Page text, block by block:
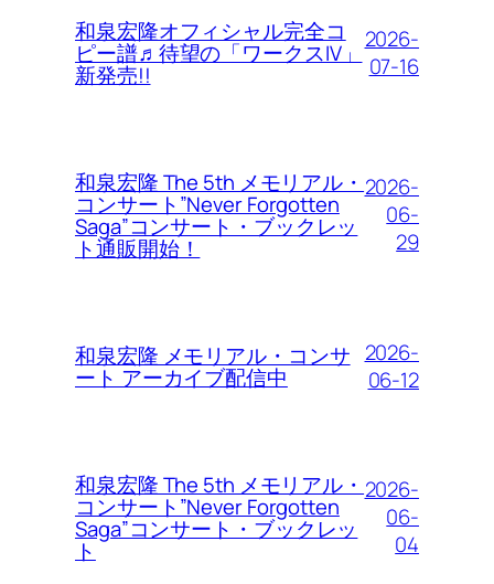
和泉宏隆オフィシャル完全コ
ピー譜♬待望の「ワークスIV」
新発売!!
2026-
07-16
和泉宏隆 The 5th メモリアル・
コンサート”Never Forgotten
Saga”コンサート・ブックレッ
ト通販開始！
2026-
06-
29
和泉宏隆 メモリアル・コンサ
ート アーカイブ配信中
2026-
06-12
和泉宏隆 The 5th メモリアル・
コンサート”Never Forgotten
Saga”コンサート・ブックレッ
ト
2026-
06-
04